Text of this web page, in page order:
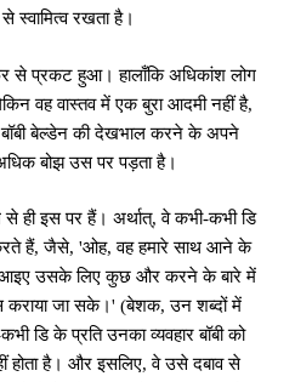
से स्वामित्व रखता है।
से प्रकट हुआ। हालाँकि अधिकांश लोग
वह वास्तव में एक बुरा आदमी नहीं है,
बेल्डेन की देखभाल करने के अपने
बोझ उस पर पड़ता है।
ही इस पर हैं। अर्थात्, वे कभी-कभी डि
करते हैं, जैसे, 'ओह, वह हमारे साथ आने के
आइए उसके लिए कुछ और करने के बारे में
कराया जा सके।' (बेशक, उन शब्दों में
डि के प्रति उनका व्यवहार बॉबी को
है। और इसलिए, वे उसे दबाव से